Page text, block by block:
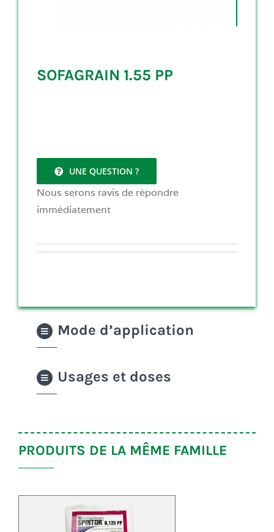
SOFAGRAIN 1.55 PP
UNE QUESTION ?
Nous serons ravis de répondre
immédiatement
Mode d’application
Usages et doses
PRODUITS DE LA MÊME FAMILLE